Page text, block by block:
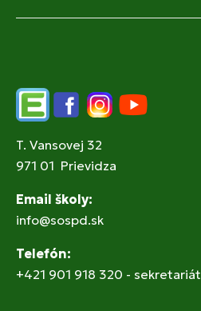
EdupageFacebookInstagram
YouTube
T. Vansovej 32
971 01 Prievidza
Email školy:
info@sospd.sk
Telefón:
+421 901 918 320 - sekretariát